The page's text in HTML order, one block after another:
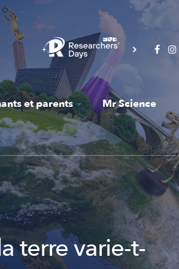
et parents Mr Science
terre varie-t-